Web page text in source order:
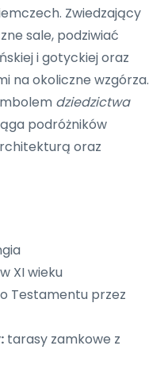
Zwiedzający
sale, podziwiać
i gotyckiej oraz
na okoliczne wzgórza.
dziedzictwa
podróżników
oraz
XI wieku
Testamentu przez
tarasy zamkowe z